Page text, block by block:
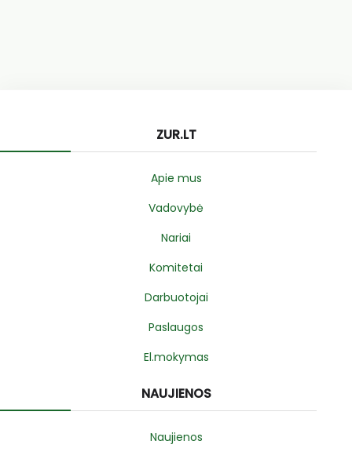
ZUR.LT
Apie mus
Vadovybė
Nariai
Komitetai
Darbuotojai
Paslaugos
El.mokymas
NAUJIENOS
Naujienos